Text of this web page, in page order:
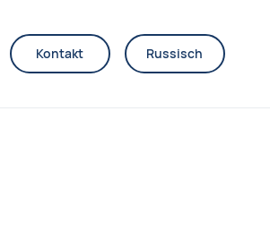
Kontakt Russisch